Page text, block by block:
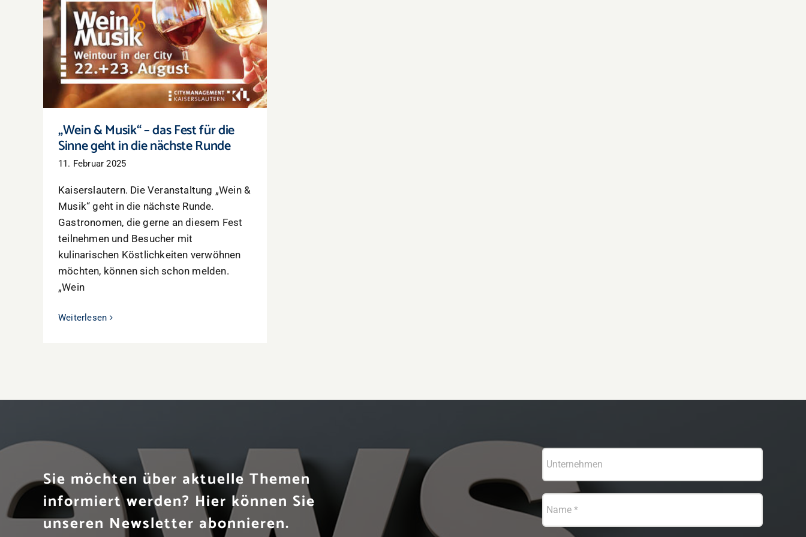
„Wein & Musik“ – das Fest für die Sinne
geht in die nächste Runde
„Wein & Musik“ – das Fest für die
Sinne geht in die nächste Runde
11. Februar 2025
Kaiserslautern. Die Veranstaltung „Wein &
Musik“ geht in die nächste Runde.
Gastronomen, die gerne an diesem Fest
teilnehmen und Besucher mit
kulinarischen Köstlichkeiten verwöhnen
möchten, können sich schon melden.
„Wein
Weiterlesen
Sie möchten über aktuelle Themen
informiert werden? Hier können Sie
unseren Newsletter abonnieren.